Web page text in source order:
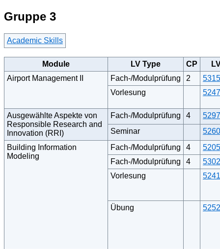
Gruppe 3
Academic Skills
Module LV Type CP
Airport Management II
Fach-/Modulprüfung 2
Vorlesung
Ausgewählte Aspekte von
Responsible Research and
Innovation (RRI)
Fach-/Modulprüfung 4
Seminar
Building Information
Modeling
Fach-/Modulprüfung 4
Fach-/Modulprüfung
4
Vorlesung
Übung